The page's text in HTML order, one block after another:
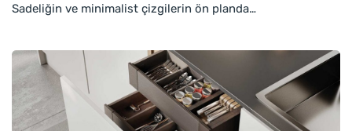
Sadeliğin ve minimalist çizgilerin ön planda…